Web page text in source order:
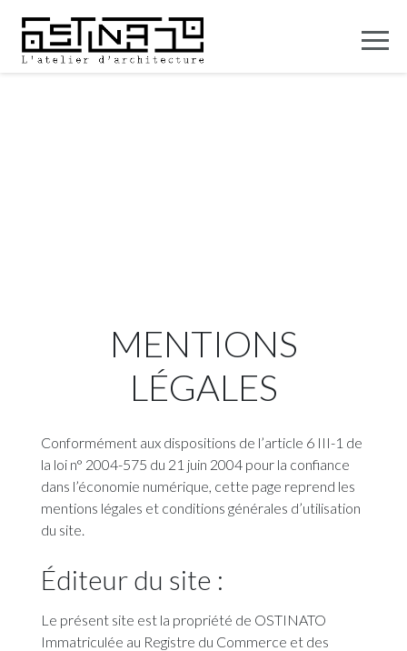
MENTIONS
LÉGALES
Conformément aux dispositions de l’article 6 III-1 de
la loi n° 2004-575 du 21 juin 2004 pour la confiance
dans l’économie numérique, cette page reprend les
mentions légales et conditions générales d’utilisation
du site.
Éditeur du site :
Le présent site est la propriété de OSTINATO
Immatriculée au Registre du Commerce et des